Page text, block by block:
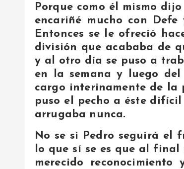
Porque como él mismo
encariñé mucho con
Entonces se le ofreció
división que acababa de
y al otro día se puso a
en la semana y luego
cargo interinamente de la
puso el pecho a éste
arrugaba nunca.
No se si Pedro seguirá el
lo que sí se es que al
merecido